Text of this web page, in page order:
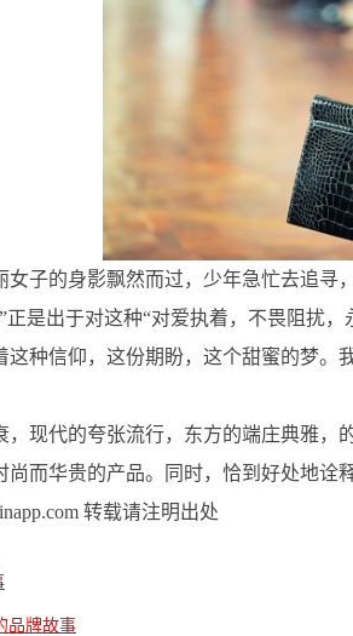
女子的身影飘然而过，少年急忙去追
正是出于对这种“对爱执着，不畏阻扰
这种信仰，这份期盼，这个甜蜜的梦。
，现代的夸张流行，东方的端庄典雅，
尚而华贵的产品。同时，恰到好处地诠
转载请注明出处
品牌故事